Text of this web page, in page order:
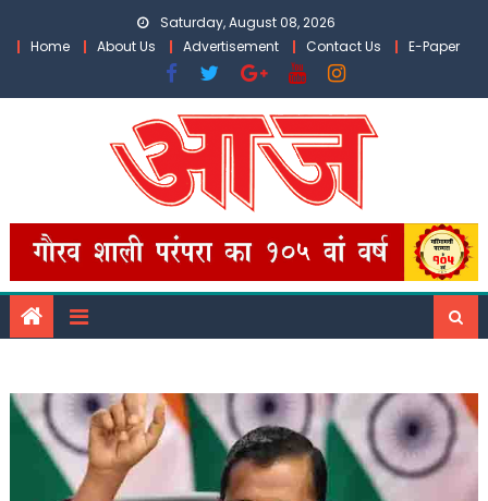
Saturday, August 08, 2026
Home
About Us Advertisement Contact Us E-Paper